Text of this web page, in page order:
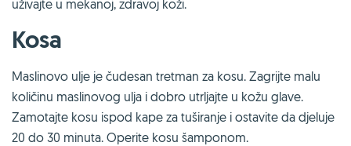
uživajte u mekanoj, zdravoj koži.
Kosa
Maslinovo ulje je čudesan tretman za kosu. Zagrijte malu
količinu maslinovog ulja i dobro utrljajte u kožu glave.
Zamotajte kosu ispod kape za tuširanje i ostavite da djeluje
20 do 30 minuta. Operite kosu šamponom.